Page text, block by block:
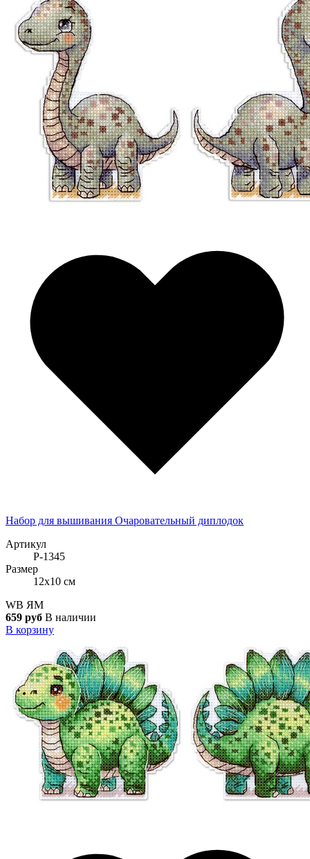
Набор для вышивания Очаровательный диплодок
Артикул
Р-1345
Размер
12x10 см
WB ЯМ
659 руб В наличии
В корзину